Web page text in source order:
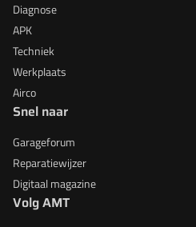
Diagnose
APK
Techniek
Werkplaats
Airco
Snel naar
Garageforum
Reparatiewijzer
Digitaal magazine
Volg AMT